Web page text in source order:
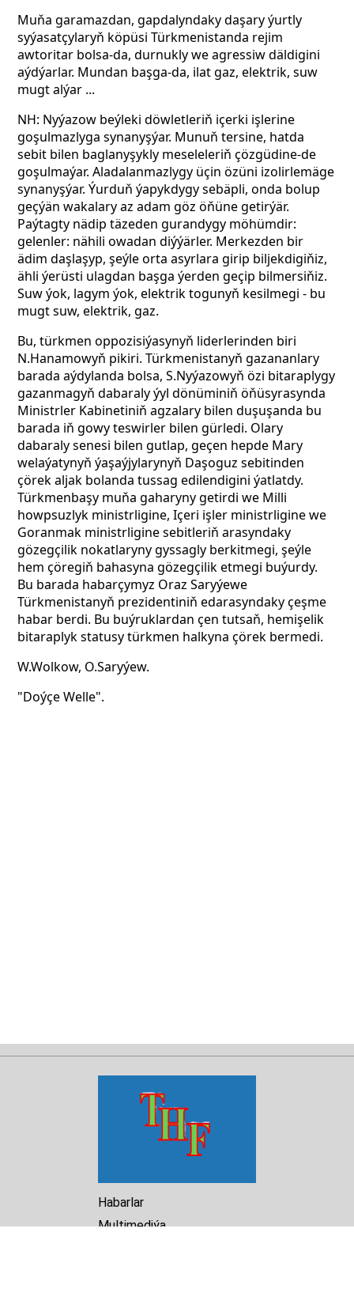
Muňa garamazdan, gapdalyndaky daşary ýurtly
syýasatçylaryň köpüsi Türkmenistanda rejim
awtoritar bolsa-da, durnukly we agressiw däldigini
aýdýarlar. Mundan başga-da, ilat gaz, elektrik, suw
mugt alýar ...
NH: Nyýazow beýleki döwletleriň içerki işlerine
goşulmazlyga synanyşýar. Munuň tersine, hatda
sebit bilen baglanyşykly meseleleriň çözgüdine-de
goşulmaýar. Aladalanmazlygy üçin özüni izolirlemäge
synanyşýar. Ýurduň ýapykdygy sebäpli, onda bolup
geçýän wakalary az adam göz öňüne getirýär.
Paýtagty nädip täzeden gurandygy möhümdir:
gelenler: nähili owadan diýýärler. Merkezden bir
ädim daşlaşyp, şeýle orta asyrlara girip biljekdigiňiz,
ähli ýerüsti ulagdan başga ýerden geçip bilmersiňiz.
Suw ýok, lagym ýok, elektrik togunyň kesilmegi - bu
mugt suw, elektrik, gaz.
Bu, türkmen oppozisiýasynyň liderlerinden biri
N.Hanamowyň pikiri. Türkmenistanyň gazananlary
barada aýdylanda bolsa, S.Nyýazowyň özi bitaraplygy
gazanmagyň dabaraly ýyl dönüminiň öňüsyrasynda
Ministrler Kabinetiniň agzalary bilen duşuşanda bu
barada iň gowy teswirler bilen gürledi. Olary
dabaraly senesi bilen gutlap, geçen hepde Mary
welaýatynyň ýaşaýjylarynyň Daşoguz sebitinden
çörek aljak bolanda tussag edilendigini ýatlatdy.
Türkmenbaşy muňa gaharyny getirdi we Milli
howpsuzlyk ministrligine, Içeri işler ministrligine we
Goranmak ministrligine sebitleriň arasyndaky
gözegçilik nokatlaryny gyssagly berkitmegi, şeýle
hem çöregiň bahasyna gözegçilik etmegi buýurdy.
Bu barada habarçymyz Oraz Saryýewe
Türkmenistanyň prezidentiniň edarasyndaky çeşme
habar berdi. Bu buýruklardan çen tutsaň, hemişelik
bitaraplyk statusy türkmen halkyna çörek bermedi.
W.Wolkow, O.Saryýew.
"Doýçe Welle".
Habarlar
Multimediýa